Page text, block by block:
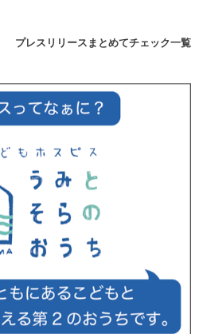
プレスリリースまとめてチェック一覧